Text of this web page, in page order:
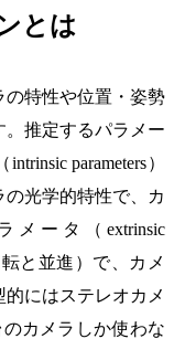
とは
の特性や位置・姿勢
推定するパラメー
parameters）
光学的特性で、カ
ータ（extrinsic
と並進）で、カメ
にはステレオカメ
カメラしか使わな